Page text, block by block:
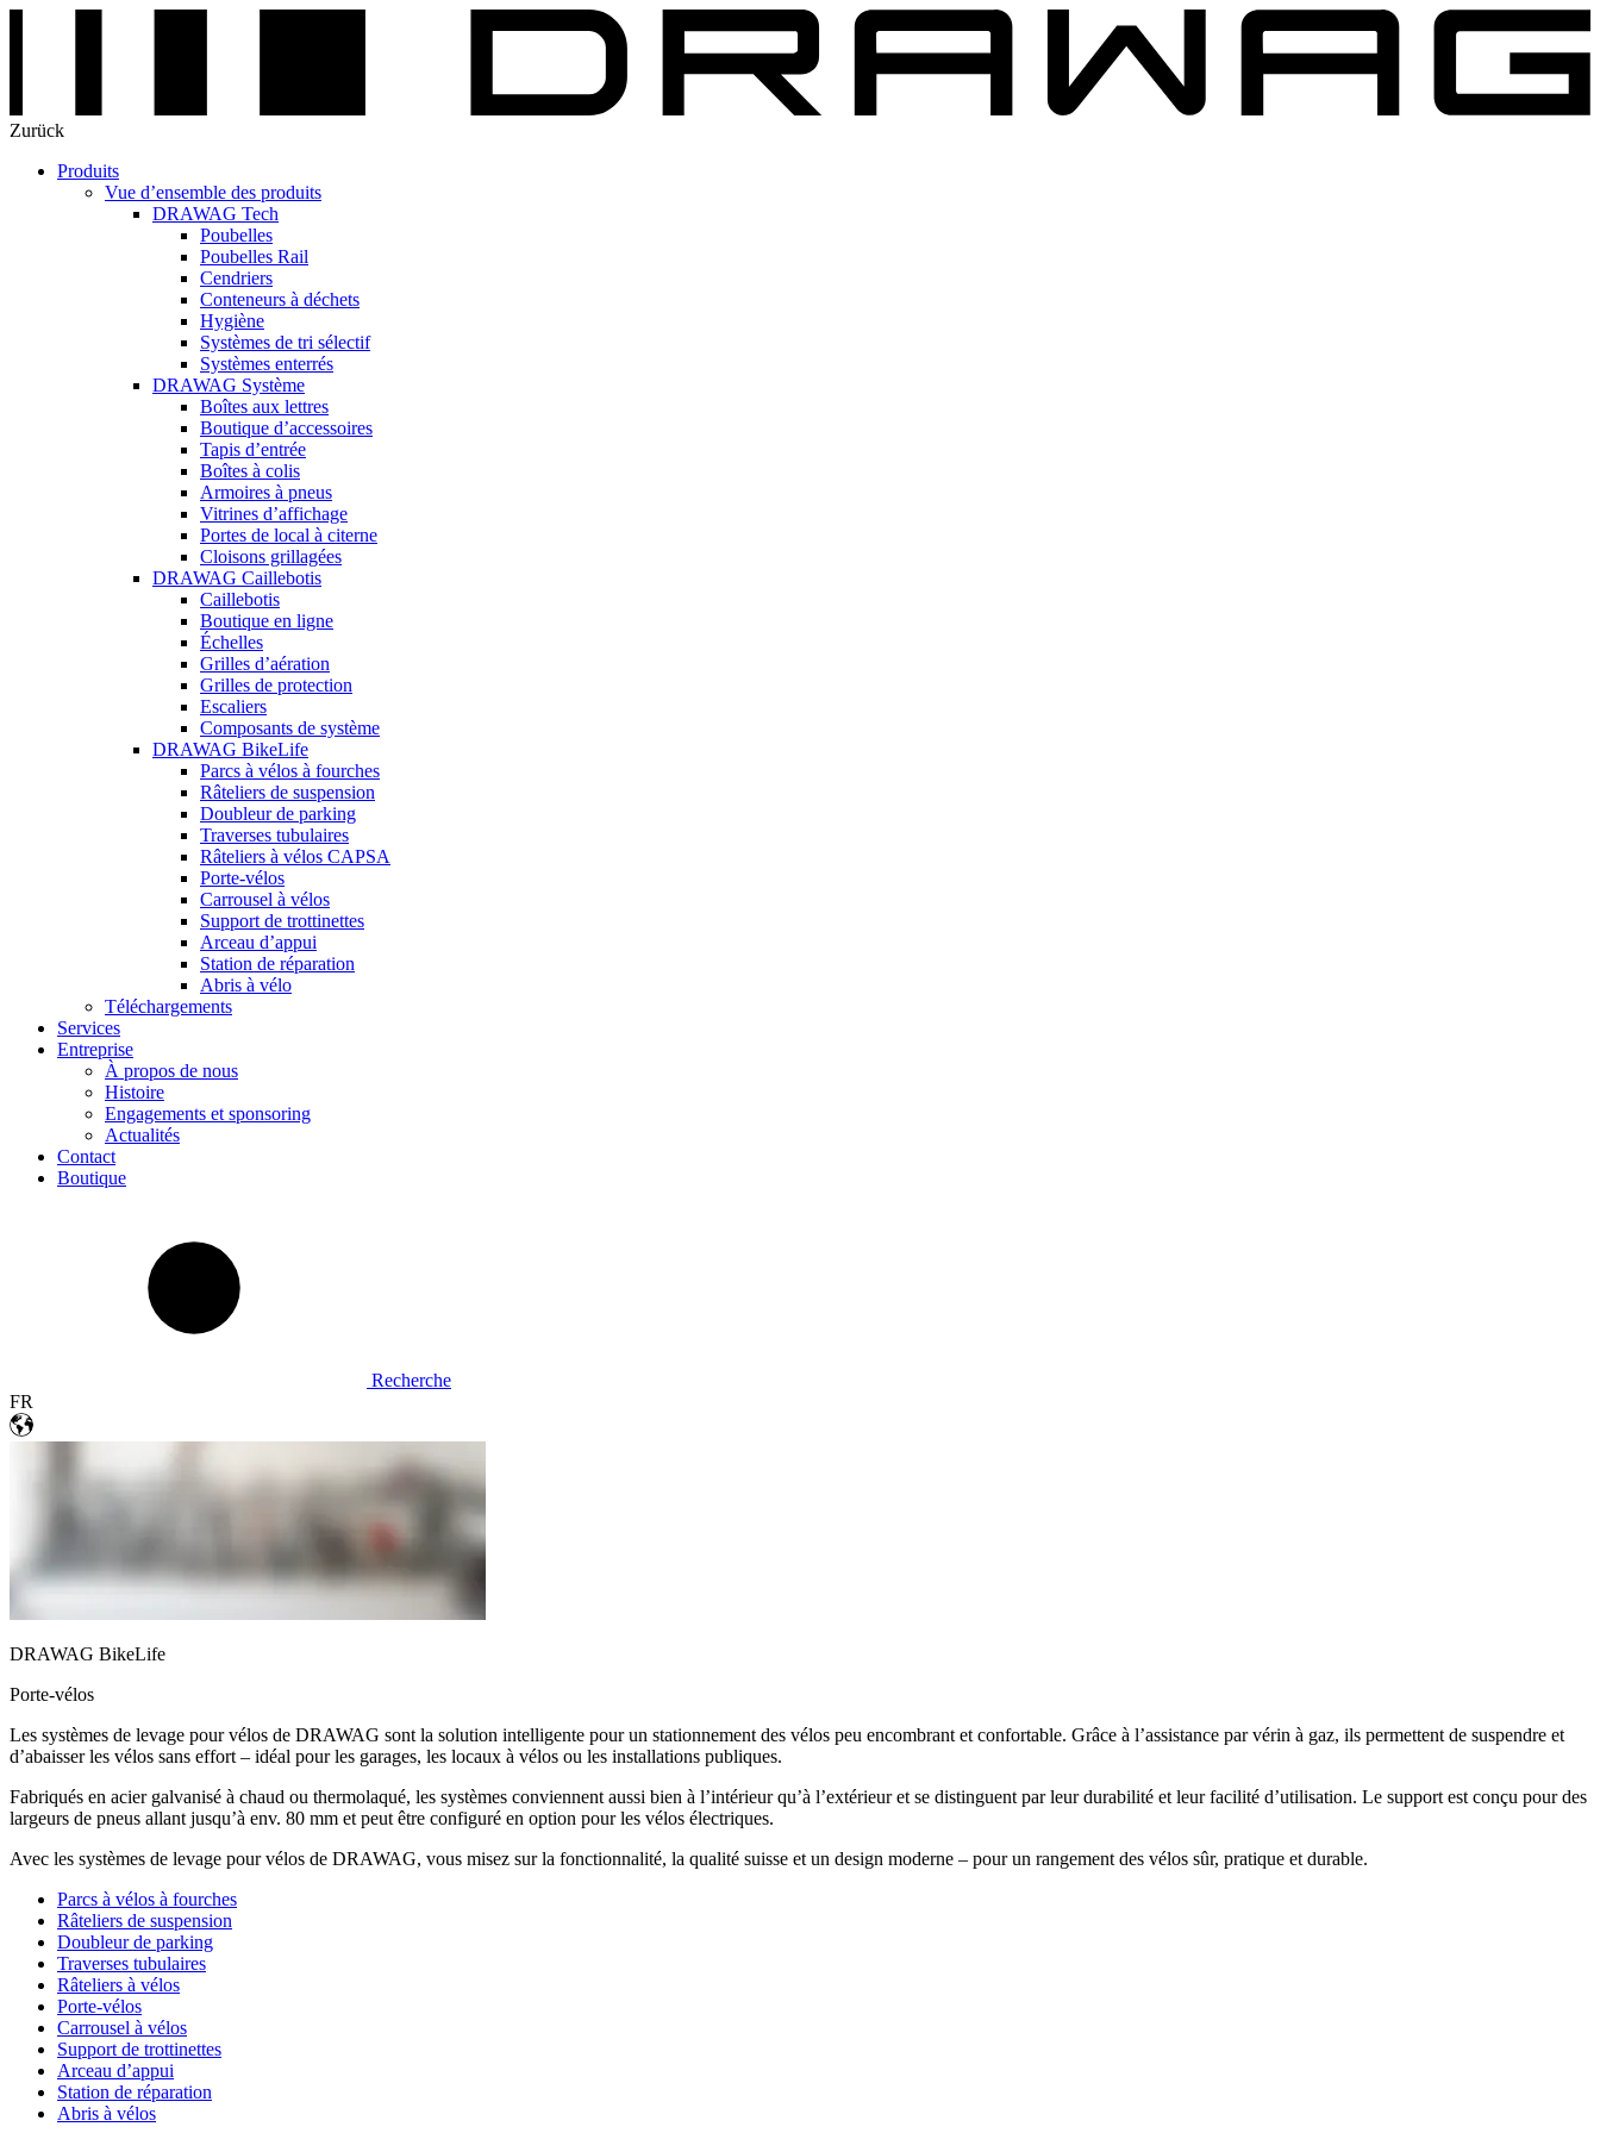
Zurück
Produits
Vue d’ensemble des produits
DRAWAG Tech
Poubelles
Poubelles Rail
Cendriers
Conteneurs à déchets
Hygiène
Systèmes de tri sélectif
Systèmes enterrés
DRAWAG Système
Boîtes aux lettres
Boutique d’accessoires
Tapis d’entrée
Boîtes à colis
Armoires à pneus
Vitrines d’affichage
Portes de local à citerne
Cloisons grillagées
DRAWAG Caillebotis
Caillebotis
Boutique en ligne
Échelles
Grilles d’aération
Grilles de protection
Escaliers
Composants de système
DRAWAG BikeLife
Parcs à vélos à fourches
Râteliers de suspension
Doubleur de parking
Traverses tubulaires
Râteliers à vélos CAPSA
Porte-vélos
Carrousel à vélos
Support de trottinettes
Arceau d’appui
Station de réparation
Abris à vélo
Téléchargements
Services
Entreprise
À propos de nous
Histoire
Engagements et sponsoring
Actualités
Contact
Boutique
Recherche
FR
DRAWAG BikeLife
Porte-vélos
Les systèmes de levage pour vélos de DRAWAG sont la solution intelligente pour un stationnement des vélos peu encombrant et confortable. Grâce à l’assistance par vérin à gaz, ils permettent de suspendre et
d’abaisser les vélos sans effort – idéal pour les garages, les locaux à vélos ou les installations publiques.
Fabriqués en acier galvanisé à chaud ou thermolaqué, les systèmes conviennent aussi bien à l’intérieur qu’à l’extérieur et se distinguent par leur durabilité et leur facilité d’utilisation. Le support est conçu pour des
largeurs de pneus allant jusqu’à env. 80 mm et peut être configuré en option pour les vélos électriques.
Avec les systèmes de levage pour vélos de DRAWAG, vous misez sur la fonctionnalité, la qualité suisse et un design moderne – pour un rangement des vélos sûr, pratique et durable.
Parcs à vélos à fourches
Râteliers de suspension
Doubleur de parking
Traverses tubulaires
Râteliers à vélos
Porte-vélos
Carrousel à vélos
Support de trottinettes
Arceau d’appui
Station de réparation
Abris à vélos